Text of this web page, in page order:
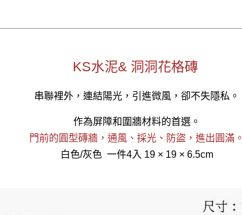
KS水泥& 洞洞花格磚
串聯裡外，連結陽光，引進微風，卻不失隱私。
作為屏障和圍牆材料的首選。
門前的圓型磚牆，通風、採光、防盜，進出圓滿。
白色/灰色 一件4入 19 × 19 × 6.5cm